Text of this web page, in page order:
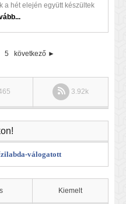
a hét elején együtt készültek
5 következő ►
3.92k
válogatott
Kiemelt